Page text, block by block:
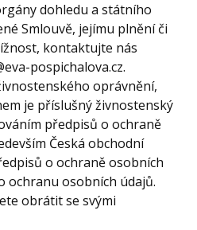
dohledu a státního
Smlouvě, jejímu plnění či
kontaktujte nás
pospichalova.cz.
oprávnění,
je příslušný živnostenský
předpisů o ochraně
Česká obchodní
o ochraně osobních
ochranu osobních údajů.
obrátit se svými